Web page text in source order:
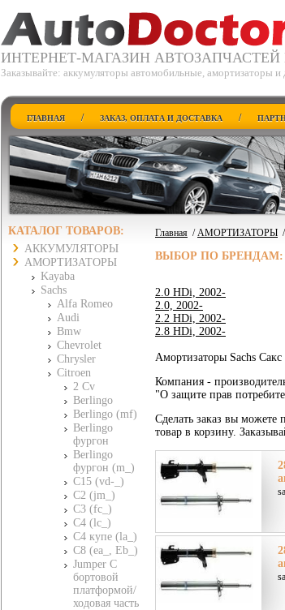
ИНТЕРНЕТ-МАГАЗИН АВТОЗАПЧАСТЕЙ
Заказывайте: аккумуляторы автомобильные, амортизаторы и
ГЛАВНАЯ / ЗАКАЗ, ОПЛАТА И ДОСТАВКА /
КАТАЛОГ ТОВАРОВ:
АККУМУЛЯТОРЫ
АМОРТИЗАТОРЫ
Kayaba
Sachs
Alfa Romeo
Audi
Bmw
Chevrolet
Chrysler
Citroen
2 Cv
Berlingo
Berlingo (mf)
Berlingo
фургон
Berlingo
фургон (m_)
C15 (vd-_)
C2 (jm_)
C3 (fc_)
C4 (lc_)
C4 купе (la_)
C8 (ea_, Eb_)
Jumper C
бортовой
платформой/
ходовая часть
Главная /АМОРТИЗАТОРЫ /
ВЫБОР ПО БРЕНДАМ:
2.0 HDi, 2002-
2.0, 2002-
2.2 HDi, 2002-
2.8 HDi, 2002-
Амортизаторы Sachs
Компания -
"О защите прав
Сделать заказ вы
товар в корзину.